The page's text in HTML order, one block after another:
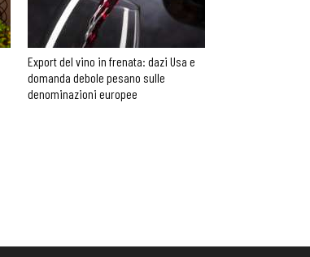
Export del vino in frenata: dazi Usa e
domanda debole pesano sulle
denominazioni europee